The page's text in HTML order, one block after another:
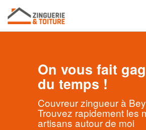
On vous fait
du temps !
Couvreur zingueur à
Trouvez rapidement les
artisans autour de moi